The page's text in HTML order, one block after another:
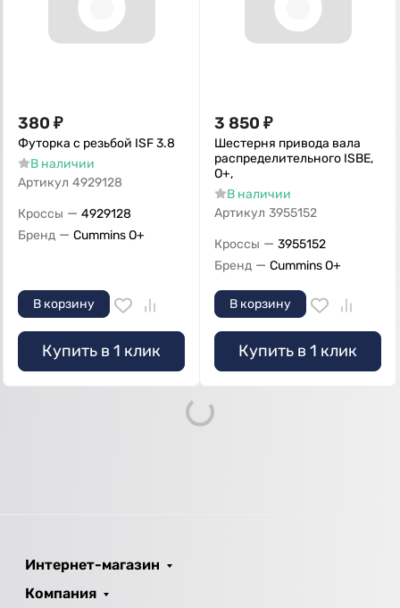
380 ₽
Футорка с резьбой ISF 3.8
В наличии
Артикул 4929128
Кроссы — 4929128
Бренд — Cummins O+
В корзину
Купить в 1 клик
3 850 ₽
Шестерня привода вала
распределительного ISBE,
О+,
В наличии
Артикул 3955152
Кроссы — 3955152
Бренд — Cummins O+
В корзину
Купить в 1 клик
Loading...
Интернет-магазин
Компания